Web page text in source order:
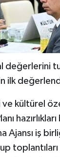
değerlerini
ilk
kültürel
Ajansı iş